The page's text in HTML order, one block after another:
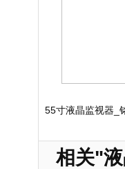
55寸液晶监视器_
相关"